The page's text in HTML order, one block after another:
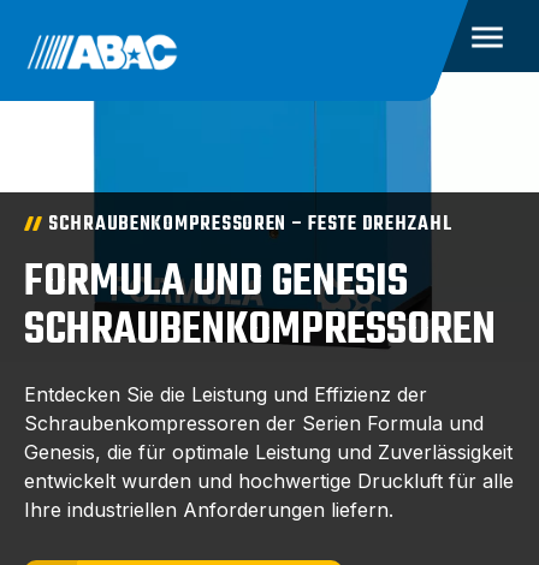
SCHRAUBENKOMPRESSOREN – FESTE DREHZAHL
FORMULA UND GENESIS
SCHRAUBENKOMPRESSOREN
Entdecken Sie die Leistung und Effizienz der
Schraubenkompressoren der Serien Formula und
Genesis, die für optimale Leistung und Zuverlässigkeit
entwickelt wurden und hochwertige Druckluft für alle
Ihre industriellen Anforderungen liefern.